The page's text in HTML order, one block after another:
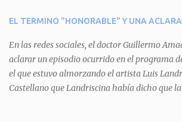
aguará le provoca. De igual manera pasa con
del aguará y pasa sin pagar. Por último, Tui,
expuesta la mentira del aguará y arenga a los
personajes a unirse para enfrentarlo.
quitarle el disfraz de militar, y el aguará huye
EL TERMINO "HONORABLE" Y UNA
En las redes sociales, el doctor Guillermo
aclarar un episodio ocurrido en el programa
el que estuvo almorzando el artista Luis
Castellano que Landriscina había dicho que